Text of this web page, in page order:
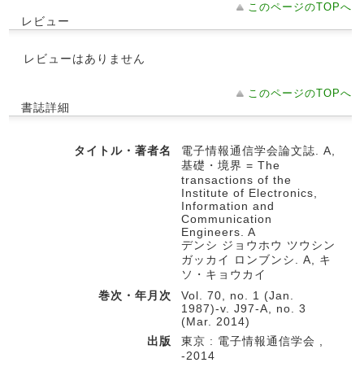
このページのTOPへ
レビュー
レビューはありません
このページのTOPへ
書誌詳細
タイトル・著者名
電子情報通信学会論文誌. A,
基礎・境界 = The
transactions of the
Institute of Electronics,
Information and
Communication
Engineers. A
デンシ ジョウホウ ツウシン
ガッカイ ロンブンシ. A, キ
ソ・キョウカイ
巻次・年月次
Vol. 70, no. 1 (Jan.
1987)-v. J97-A, no. 3
(Mar. 2014)
出版
東京 : 電子情報通信学会 ,
-2014